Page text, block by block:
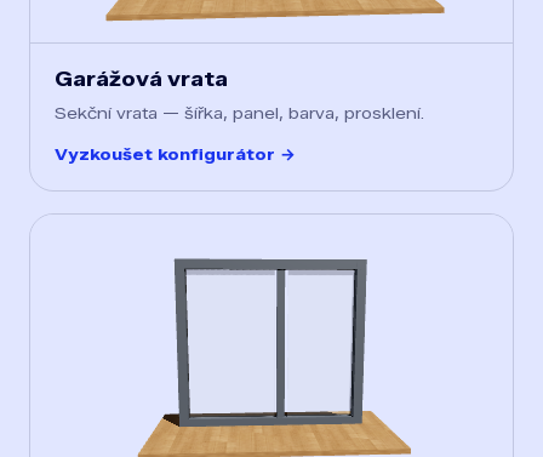
Garážová vrata
Sekční vrata — šířka, panel, barva, prosklení.
Vyzkoušet konfigurátor →